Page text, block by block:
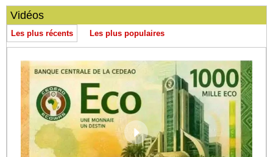
Vidéos
Les plus récents Les plus populaires